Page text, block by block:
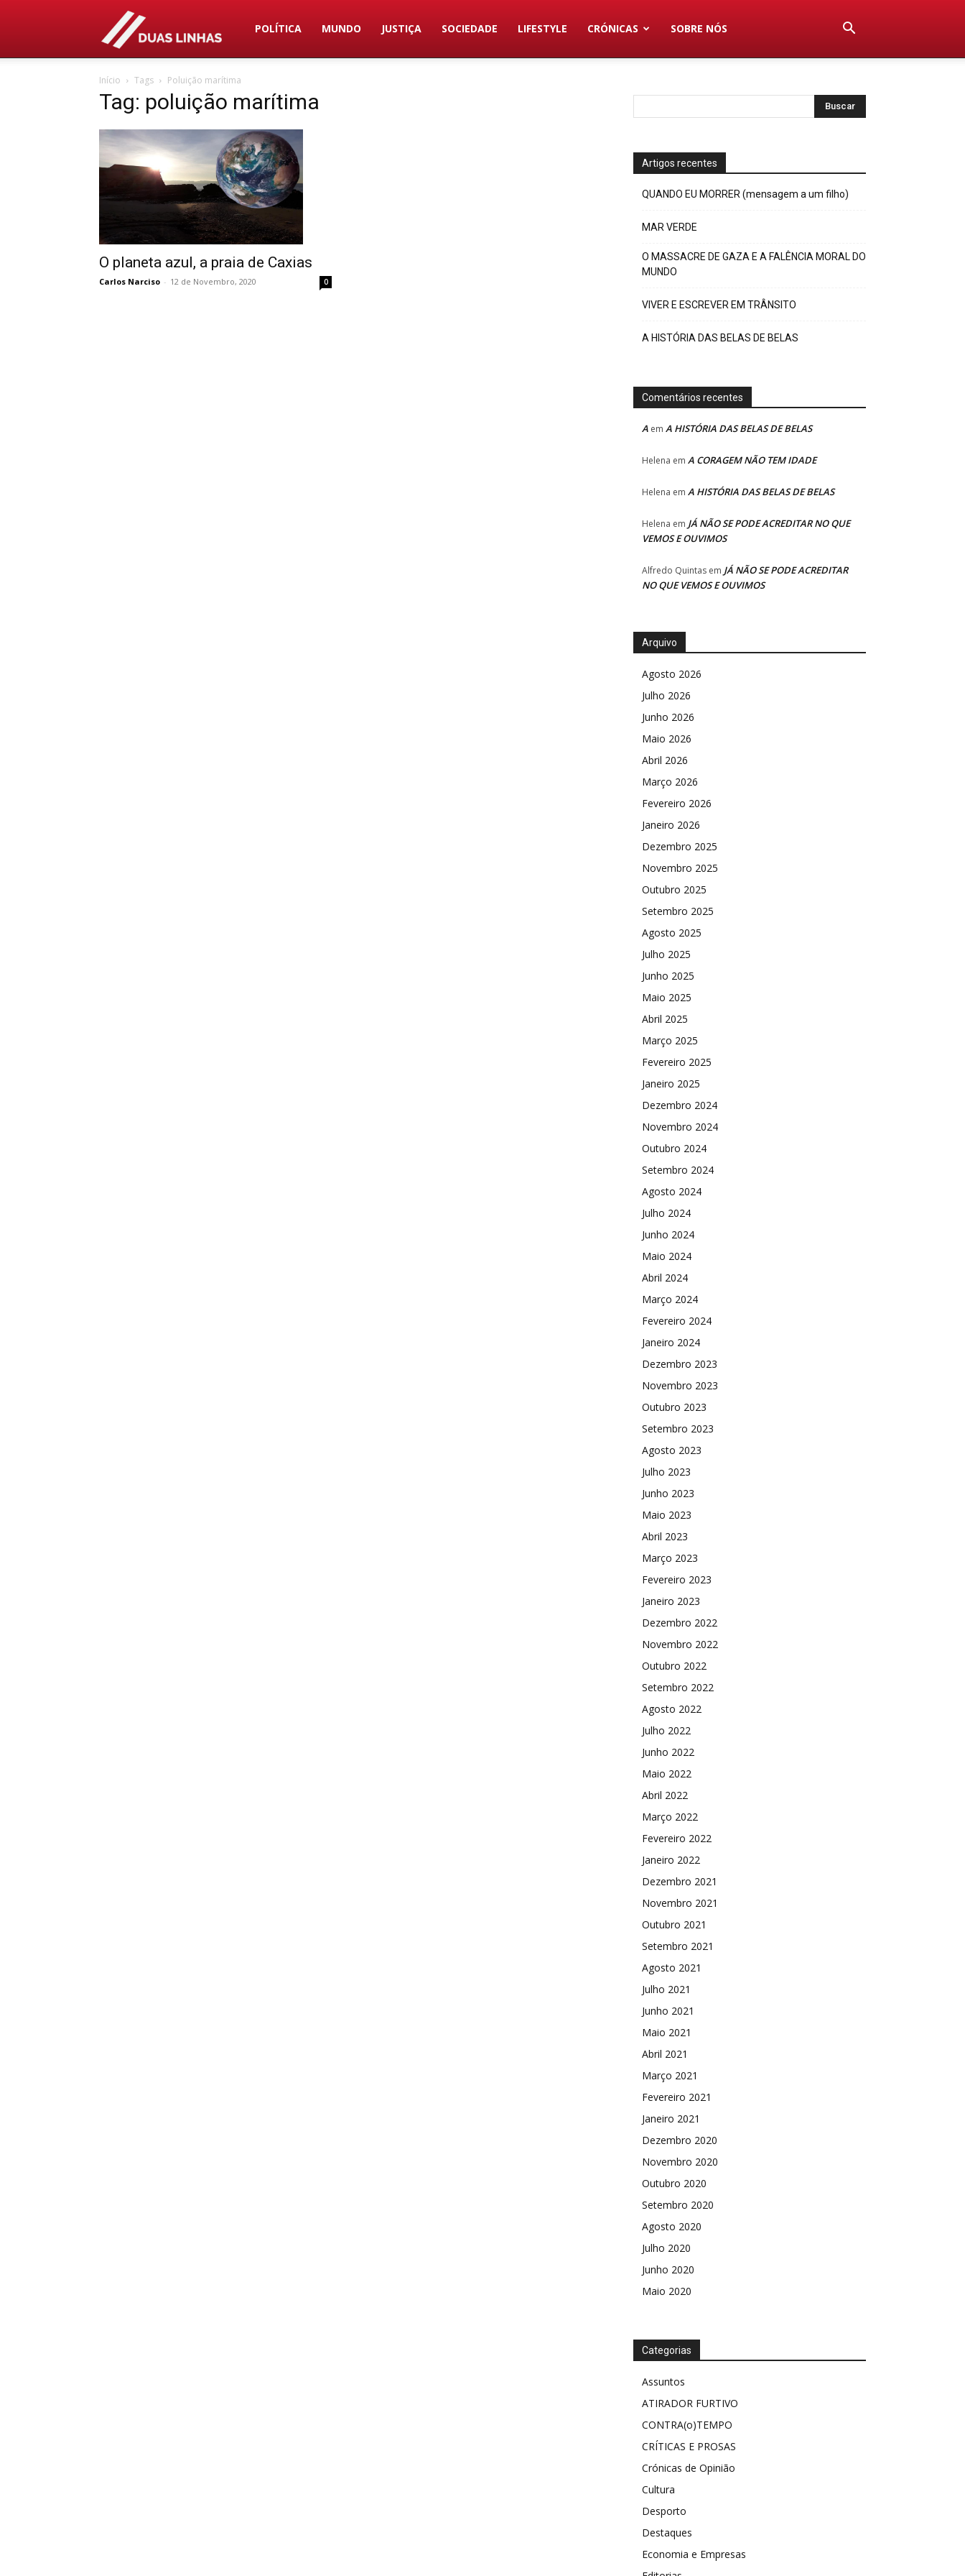
Duas
POLÍTICA MUNDO JUSTIÇA SOCIEDADE LIFESTYLE CRÓNICAS SOBRE NÓS
Início Tags Poluição marítima
Tag: poluição marítima
O planeta azul, a praia de Caxias
Carlos Narciso - 12 de Novembro, 2020 0
Artigos recentes
QUANDO EU MORRER (mensagem a um filho)
MAR VERDE
O MASSACRE DE GAZA E A FALÊNCIA MORAL DO
MUNDO
VIVER E ESCREVER EM TRÂNSITO
A HISTÓRIA DAS BELAS DE BELAS
Comentários recentes
A em A HISTÓRIA DAS BELAS DE BELAS
Helena em A CORAGEM NÃO TEM IDADE
Helena em A HISTÓRIA DAS BELAS DE BELAS
Helena em JÁ NÃO SE PODE ACREDITAR NO QUE
VEMOS E OUVIMOS
Alfredo Quintas em JÁ NÃO SE PODE ACREDITAR
NO QUE VEMOS E OUVIMOS
Arquivo
Agosto 2026
Julho 2026
Junho 2026
Maio 2026
Abril 2026
Março 2026
Fevereiro 2026
Janeiro 2026
Dezembro 2025
Novembro 2025
Outubro 2025
Setembro 2025
Agosto 2025
Julho 2025
Junho 2025
Maio 2025
Abril 2025
Março 2025
Fevereiro 2025
Janeiro 2025
Dezembro 2024
Novembro 2024
Outubro 2024
Setembro 2024
Agosto 2024
Julho 2024
Junho 2024
Maio 2024
Abril 2024
Março 2024
Fevereiro 2024
Janeiro 2024
Dezembro 2023
Novembro 2023
Outubro 2023
Setembro 2023
Agosto 2023
Julho 2023
Junho 2023
Maio 2023
Abril 2023
Março 2023
Fevereiro 2023
Janeiro 2023
Dezembro 2022
Novembro 2022
Outubro 2022
Setembro 2022
Agosto 2022
Julho 2022
Junho 2022
Maio 2022
Abril 2022
Março 2022
Fevereiro 2022
Janeiro 2022
Dezembro 2021
Novembro 2021
Outubro 2021
Setembro 2021
Agosto 2021
Julho 2021
Junho 2021
Maio 2021
Abril 2021
Março 2021
Fevereiro 2021
Janeiro 2021
Dezembro 2020
Novembro 2020
Outubro 2020
Setembro 2020
Agosto 2020
Julho 2020
Junho 2020
Maio 2020
Categorias
Assuntos
ATIRADOR FURTIVO
CONTRA(o)TEMPO
CRÍTICAS E PROSAS
Crónicas de Opinião
Cultura
Desporto
Destaques
Economia e Empresas